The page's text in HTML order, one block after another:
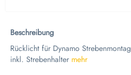
Beschreibung
Rücklicht für Dynamo
inkl. Strebenhalter mehr